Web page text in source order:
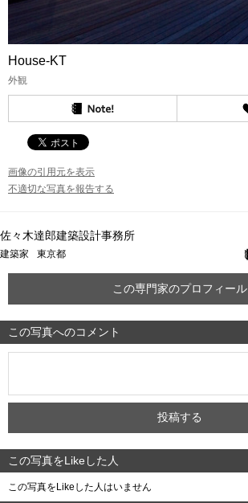
House-KT
外観
画像の引用元を表示
不適切な写真を報告する
佐々木達郎建築設計事務所
建築家 東京都
この専門家のプロフィール
この写真へのコメント
この写真をLikeした人
この写真をLikeした人はいません